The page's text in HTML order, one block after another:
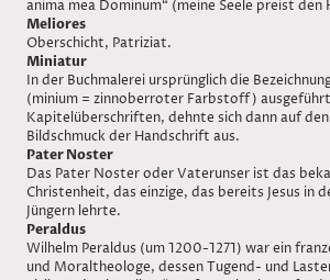
anima mea Dominum“ (meine Seele preist den
Meliores
Oberschicht, Patriziat.
Miniatur
In der Buchmalerei ursprünglich die
(minium = zinnoberroter Farbstoff)
Kapitelüberschriften, dehnte sich dann auf
Bildschmuck der Handschrift aus.
Pater Noster
Das Pater Noster oder Vaterunser ist das
Christenheit, das einzige, das bereits Jesus in
Jüngern lehrte.
Peraldus
Wilhelm Peraldus (um 1200-1271) war ein
und Moraltheologe, dessen Tugend- und